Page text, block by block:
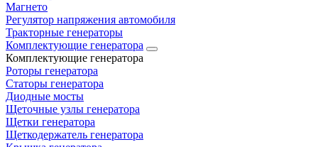
Магнето
Регулятор напряжения автомобиля
Тракторные генераторы
Комплектующие генератора
Комплектующие генератора
Роторы генератора
Статоры генератора
Диодные мосты
Щеточные узлы генератора
Щетки генератора
Щеткодержатель генератора